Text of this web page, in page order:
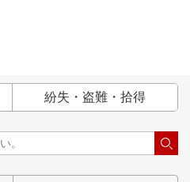
紛失・盗難・拾得